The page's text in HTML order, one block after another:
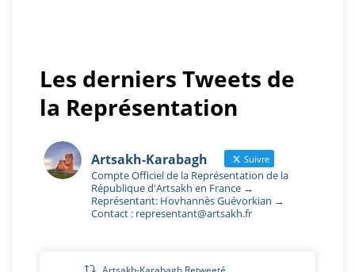
Les derniers Tweets de
la Représentation
Artsakh-Karabagh Suivre
Compte Officiel de la Représentation de la
République d'Artsakh en France →
Représentant: Hovhannès Guévorkian →
Contact : representant@artsakh.fr